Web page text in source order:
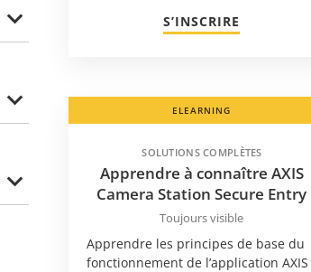
S’INSCRIRE
ELEARNING
SOLUTIONS COMPLÈTES
Apprendre à connaître AXIS
Camera Station Secure Entry
Toujours visible
Apprendre les principes de base du
fonctionnement de l’application AXIS